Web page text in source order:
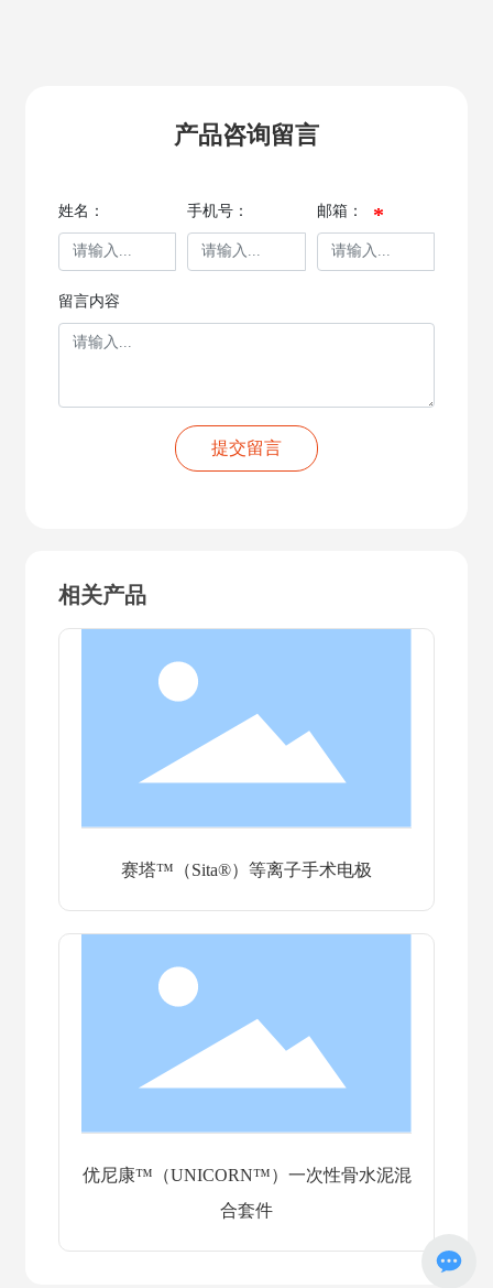
产品咨询留言
姓名： 手机号： 邮箱：
留言内容
提交留言
相关产品
赛塔™（Sita®）等离子手术电极
优尼康™（UNICORN™）一次性骨水泥混
合套件